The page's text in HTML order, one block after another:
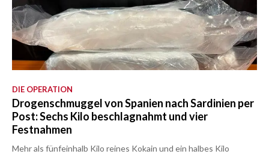
DIE OPERATION
Drogenschmuggel von Spanien nach Sardinien per
Post: Sechs Kilo beschlagnahmt und vier
Festnahmen
Mehr als fünfeinhalb Kilo reines Kokain und ein halbes Kilo